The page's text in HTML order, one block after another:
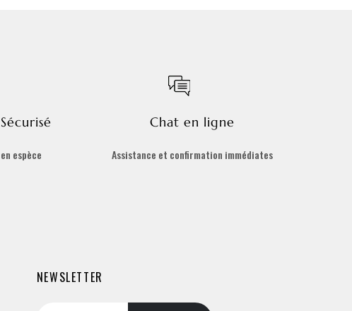
espèce
Chat en ligne
Assistance et confirmation immédiates
NEWSLETTER